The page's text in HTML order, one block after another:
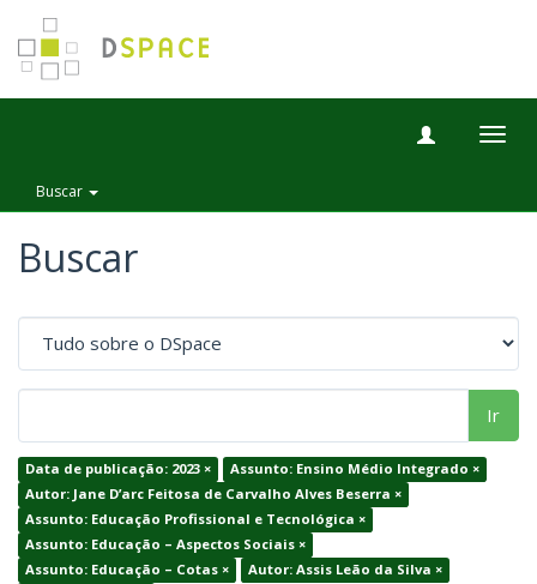
Buscar
Buscar
Ir
Data de publicação: 2023 ×
Assunto: Ensino Médio Integrado ×
Autor: Jane D’arc Feitosa de Carvalho Alves Beserra ×
Assunto: Educação Profissional e Tecnológica ×
Assunto: Educação – Aspectos Sociais ×
Assunto: Educação – Cotas ×
Autor: Assis Leão da Silva ×